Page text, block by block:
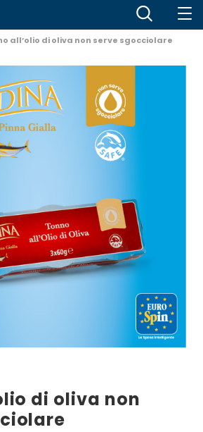
all’olio di oliva non serve sgocciolare
di oliva non